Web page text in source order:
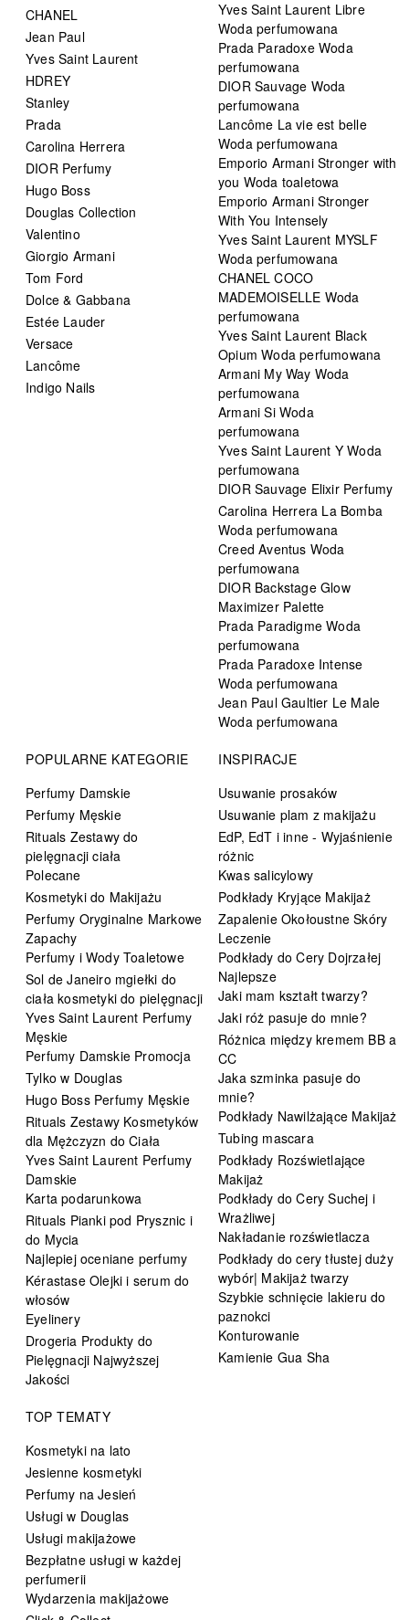
CHANEL
Jean Paul
Yves Saint Laurent
HDREY
Stanley
Prada
Carolina Herrera
DIOR Perfumy
Hugo Boss
Douglas Collection
Valentino
Giorgio Armani
Tom Ford
Dolce & Gabbana
Estée Lauder
Versace
Lancôme
Indigo Nails
Yves Saint Laurent Libre
Woda perfumowana
Prada Paradoxe Woda
perfumowana
DIOR Sauvage Woda
perfumowana
Lancôme La vie est belle
Woda perfumowana
Emporio Armani Stronger with
you Woda toaletowa
Emporio Armani Stronger
With You Intensely
Yves Saint Laurent MYSLF
Woda perfumowana
CHANEL COCO
MADEMOISELLE Woda
perfumowana
Yves Saint Laurent Black
Opium Woda perfumowana
Armani My Way Woda
perfumowana
Armani Si Woda
perfumowana
Yves Saint Laurent Y Woda
perfumowana
DIOR Sauvage Elixir Perfumy
Carolina Herrera La Bomba
Woda perfumowana
Creed Aventus Woda
perfumowana
DIOR Backstage Glow
Maximizer Palette
Prada Paradigme Woda
perfumowana
Prada Paradoxe Intense
Woda perfumowana
Jean Paul Gaultier Le Male
Woda perfumowana
POPULARNE KATEGORIE
Perfumy Damskie
Perfumy Męskie
Rituals Zestawy do
pielęgnacji ciała
Polecane
Kosmetyki do Makijażu
Perfumy Oryginalne Markowe
Zapachy
Perfumy i Wody Toaletowe
Sol de Janeiro mgiełki do
ciała kosmetyki do pielęgnacji
Yves Saint Laurent Perfumy
Męskie
Perfumy Damskie Promocja
Tylko w Douglas
Hugo Boss Perfumy Męskie
Rituals Zestawy Kosmetyków
dla Mężczyzn do Ciała
Yves Saint Laurent Perfumy
Damskie
Karta podarunkowa
Rituals Pianki pod Prysznic i
do Mycia
Najlepiej oceniane perfumy
Kérastase Olejki i serum do
włosów
Eyelinery
Drogeria Produkty do
Pielęgnacji Najwyższej
Jakości
INSPIRACJE
Usuwanie prosaków
Usuwanie plam z makijażu
EdP, EdT i inne - Wyjaśnienie
różnic
Kwas salicylowy
Podkłady Kryjące Makijaż
Zapalenie Okołoustne Skóry
Leczenie
Podkłady do Cery Dojrzałej
Najlepsze
Jaki mam kształt twarzy?
Jaki róż pasuje do mnie?
Różnica między kremem BB a
CC
Jaka szminka pasuje do
mnie?
Podkłady Nawilżające Makijaż
Tubing mascara
Podkłady Rozświetlające
Makijaż
Podkłady do Cery Suchej i
Wrażliwej
Nakładanie rozświetlacza
Podkłady do cery tłustej duży
wybór| Makijaż twarzy
Szybkie schnięcie lakieru do
paznokci
Konturowanie
Kamienie Gua Sha
TOP TEMATY
Kosmetyki na lato
Jesienne kosmetyki
Perfumy na Jesień
Usługi w Douglas
Usługi makijażowe
Bezpłatne usługi w każdej
perfumerii
Wydarzenia makijażowe